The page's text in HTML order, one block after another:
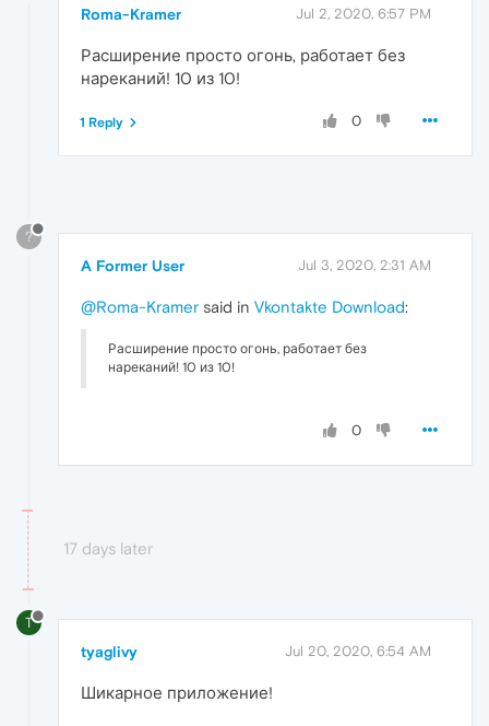
Roma-Kramer Jul 2, 2020, 6:57 PM
Расширение просто огонь, работает без
нареканий! 10 из 10!
0
1 Reply
?
A Former User Jul 3, 2020, 2:31 AM
@Roma-Kramer said in Vkontakte Download:
Расширение просто огонь, работает без
нареканий! 10 из 10!
0
17 days later
T
tyaglivy Jul 20, 2020, 6:54 AM
Шикарное приложение!